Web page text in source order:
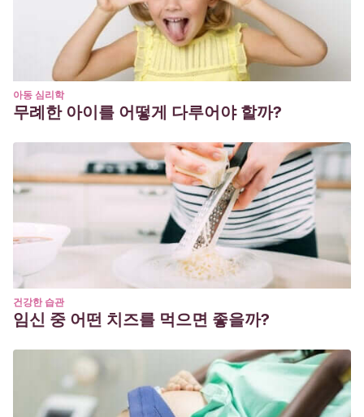
아동 심리학
무례한 아이를 어떻게 다루어야 할까?
건강한 습관
임신 중 어떤 치즈를 먹으면 좋을까?